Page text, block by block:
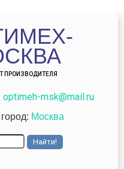
ПРОИЗВОДИТЕЛЯ
optimeh-msk@mail.ru
Москва